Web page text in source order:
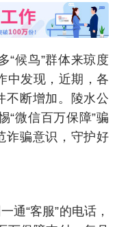
候鸟”群体来琼度
中发现，近期，各
不断增加。陵水公
“微信百万保障”骗
诈骗意识，守护好
“客服”的电话，